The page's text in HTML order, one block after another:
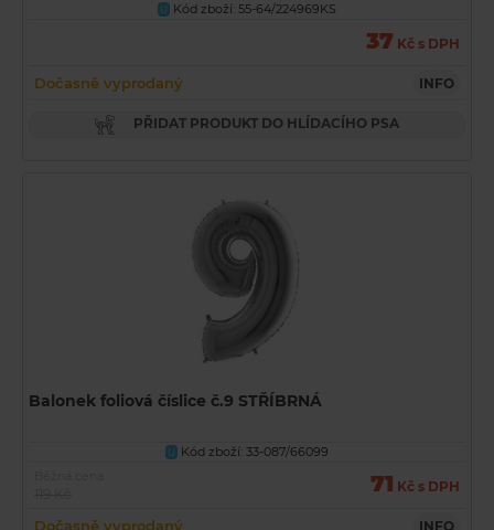
U Kód zboží: 55-64/224969KS
37 Kč s DPH
Dočasně vyprodaný INFO
PŘIDAT PRODUKT DO HLÍDACÍHO PSA
Balonek foliová číslice č.9 STŘÍBRNÁ
U
Kód zboží: 33-087/66099
71 Kč s DPH
Dočasně vyprodaný INFO